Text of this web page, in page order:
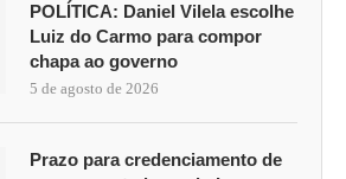
POLÍTICA: Daniel Vilela escolhe
Luiz do Carmo para compor
chapa ao governo
5 de agosto de 2026
Prazo para credenciamento de